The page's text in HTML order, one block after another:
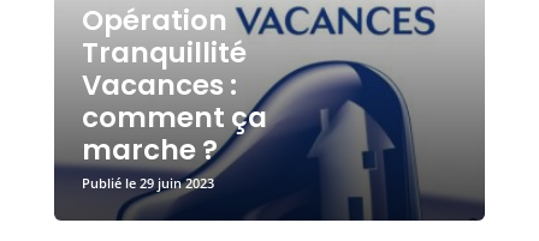
Opération
Tranquillité
Vacances :
comment ça
marche ?
29 juin 2023